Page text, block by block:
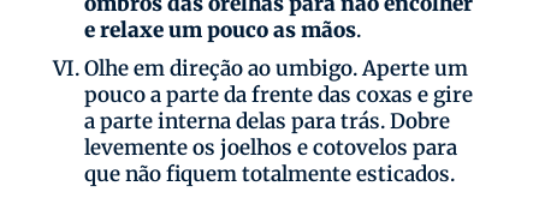
e relaxe um pouco as mãos.
Olhe em direção ao umbigo. Aperte um
pouco a parte da frente das coxas e gire
a parte interna delas para trás. Dobre
levemente os joelhos e cotovelos para
que não fiquem totalmente esticados.